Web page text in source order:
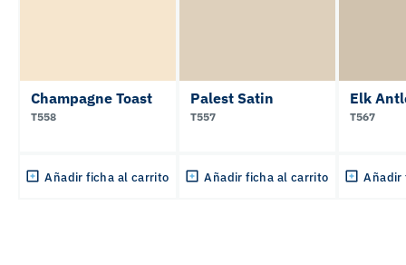
Champagne Toast
T558
Añadir ficha al carrito
Palest Satin
T557
Añadir ficha al carrito
Elk
T567
Añadir